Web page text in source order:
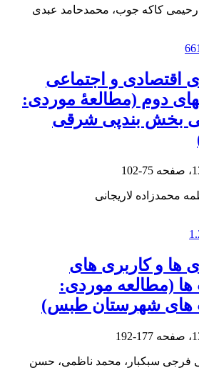
رحیمی کاکه جوب، محمدحامد عبدی
اقتصادی و اجتماعی
گردشگری خانه‎های دوم (مطالعۀ موردی:
بخش بندپی شرقی
75-102
محمدزاده لاریجانی
ها و کاربری های
(مطالعه موردی:
های شهرستان طبس)
177-192
فرجی سبکبار، محمد ناظمی، حسن